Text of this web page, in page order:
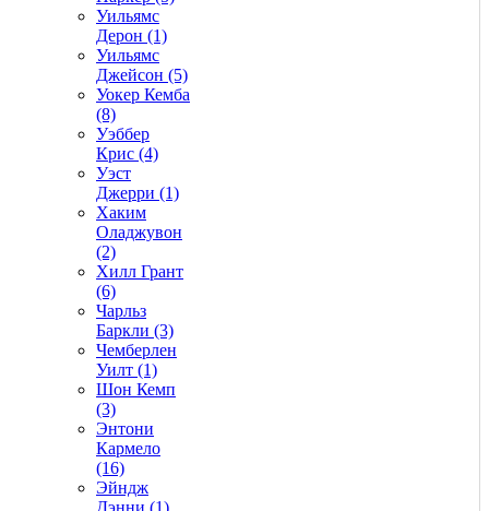
Уильямс
Дерон (1)
Уильямс
Джейсон (5)
Уокер Кемба
(8)
Уэббер
Крис (4)
Уэст
Джерри (1)
Хаким
Оладжувон
(2)
Хилл Грант
(6)
Чарльз
Баркли (3)
Чемберлен
Уилт (1)
Шон Кемп
(3)
Энтони
Кармело
(16)
Эйндж
Дэнни (1)